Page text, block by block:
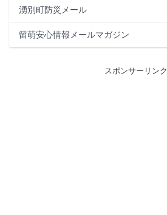
湧別町防災メール
留萌安心情報メールマガジン
スポンサーリンク